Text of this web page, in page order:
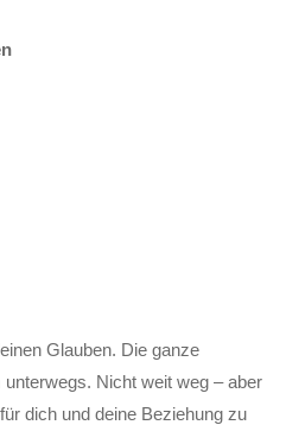
Glauben. Die ganze
Nicht weit weg – aber
dich und deine Beziehung zu